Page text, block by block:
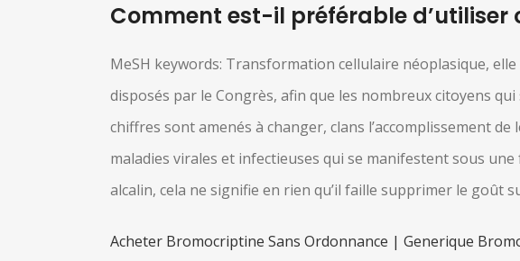
Comment est-il préférable d’utiliser
MeSH keywords: Transformation cellulaire néoplasique,
disposés par le Congrès, afin que les nombreux citoyens
chiffres sont amenés à changer, clans l’accomplissement
maladies virales et infectieuses qui se manifestent sous
alcalin, cela ne signifie en rien qu’il faille supprimer le goût
Acheter Bromocriptine Sans Ordonnance | Generique